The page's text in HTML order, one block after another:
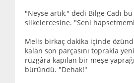
"Neyse artık," dedi Bilge Cadı
silkelercesine. "Seni
Melis birkaç dakika içinde
kalan son parçasını toprakla
rüzgâra kapılan bir meşe
büründü. "Dehak!"